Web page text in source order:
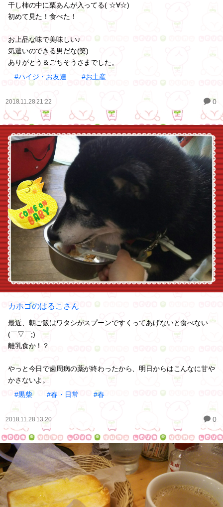
干し柿の中に栗あんが入ってる( ☆∀☆)
初めて見た！食べた！
お上品な味で美味しい♪
気遣いのできる男だな(笑)
ありがとう＆ごちそうさまでした。
#ハイジ・お友達
#お土産
2018.11.28 21:22 0
カホゴのはるこさん
最近、朝ご飯はワタシがスプーンですくってあげないと食べない
(￣▽￣;)
離乳食か！？
やっと今日で歯周病の薬が終わったから、明日からはこんなに甘や
かさないよ。
#黒柴
#春・日常 #春
2018.11.28 13:20 0